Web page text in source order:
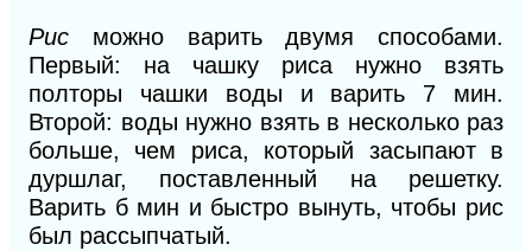
Рис можно варить двумя способами.
Первый: на чашку риса нужно взять
полторы чашки воды и варить 7 мин.
Второй: воды нужно взять в несколько раз
больше, чем риса, который засыпают в
дуршлаг, поставленный на решетку.
Варить б мин и быстро вынуть, чтобы рис
был рассыпчатый.